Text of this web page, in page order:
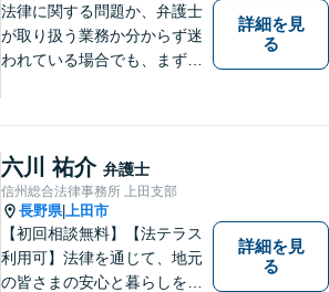
法律に関する問題か、弁護士
が取り扱う業務か分からず迷
われている場合でも、まずは
す。
詳細を見
る
六川 祐介 弁護士
信州総合法律事務所 上田支部
長野県| 上田市
【初回相談無料】【法テラス
利用可】法律を通じて、地元
の皆さまの安心と暮らしを全
詳細を見
る